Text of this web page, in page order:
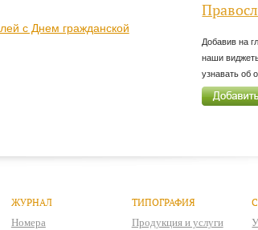
с Днем гражданской
Добавив на
наши
узнавать об
ЖУРНАЛ
Номера
ТИПОГРАФИЯ
Продукция и услуги